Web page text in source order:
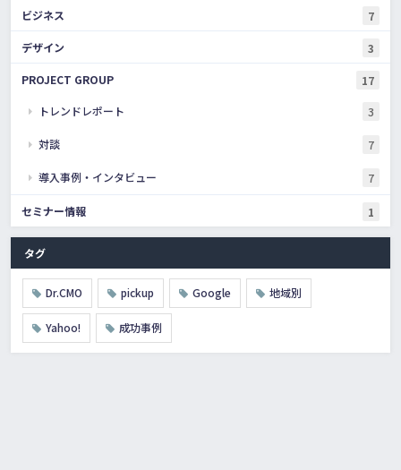
ビジネス 7
デザイン 3
PROJECT GROUP
17
トレンドレポート
3
対談 7
導入事例・インタビュー 7
セミナー情報 1
タグ
Dr.CMO pickup Google 地域別
Yahoo! 成功事例